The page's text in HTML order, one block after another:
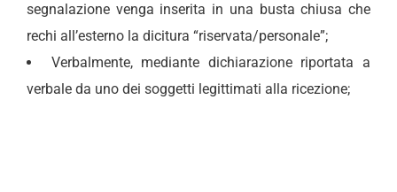
segnalazione venga inserita in una busta chiusa che
rechi all’esterno la dicitura “riservata/personale”;
Verbalmente, mediante dichiarazione riportata a
verbale da uno dei soggetti legittimati alla ricezione;